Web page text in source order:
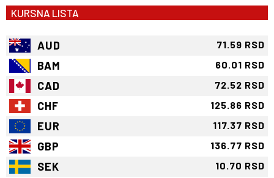
KURSNA LISTA
AUD 71.59 RSD
BAM 60.01 RSD
CAD 72.52 RSD
CHF 125.86 RSD
EUR 117.37 RSD
GBP 136.77 RSD
SEK 10.70 RSD